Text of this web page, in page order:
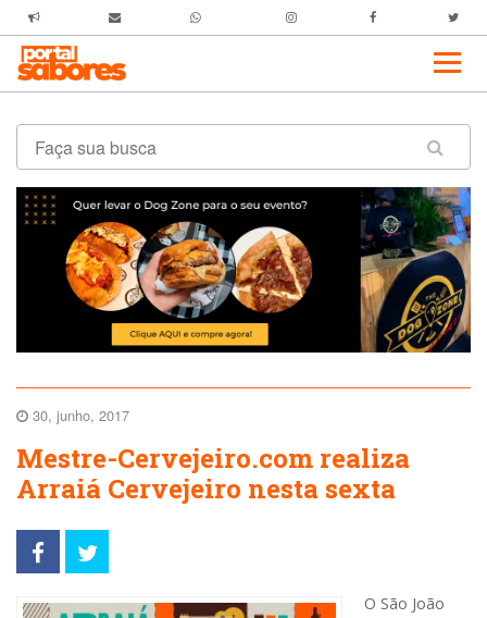
30, junho, 2017
Mestre-Cervejeiro.com realiza
Arraiá Cervejeiro nesta sexta
O São João